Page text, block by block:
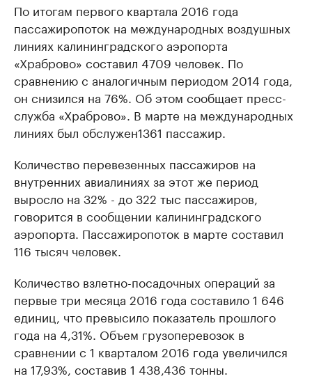
По итогам первого квартала 2016 года
пассажиропоток на международных воздушных
линиях калининградского аэропорта
«Храброво» составил 4709 человек. По
сравнению с аналогичным периодом 2014 года,
он снизился на 76%. Об этом сообщает пресс-
служба «Храброво». В марте на международных
линиях был обслужен1361 пассажир.
Количество перевезенных пассажиров на
внутренних авиалиниях за этот же период
выросло на 32% - до 322 тыс пассажиров,
говорится в сообщении калининградского
аэропорта. Пассажиропоток в марте составил
116 тысяч человек.
Количество взлетно-посадочных операций за
первые три месяца 2016 года составило 1 646
единиц, что превысило показатель прошлого
года на 4,31%. Объем грузоперевозок в
сравнении с 1 кварталом 2016 года увеличился
на 17,93%, составив 1 438,436 тонны.